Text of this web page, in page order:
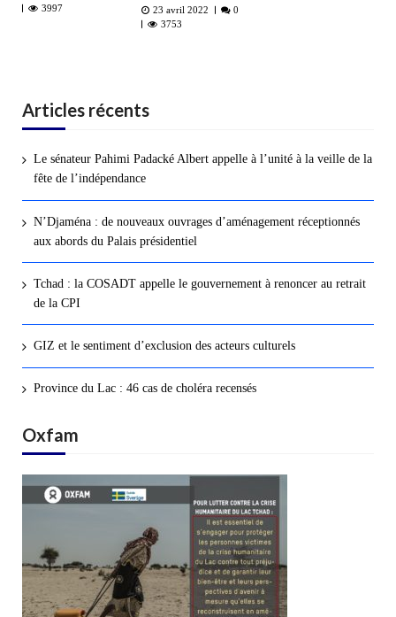
3997
23 avril 2022
0
3753
Articles récents
Le sénateur Pahimi Padacké Albert appelle à l’unité à la veille de la
fête de l’indépendance
N’Djaména : de nouveaux ouvrages d’aménagement réceptionnés
aux abords du Palais présidentiel
Tchad : la COSADT appelle le gouvernement à renoncer au retrait
de la CPI
GIZ et le sentiment d’exclusion des acteurs culturels
Province du Lac : 46 cas de choléra recensés
Oxfam